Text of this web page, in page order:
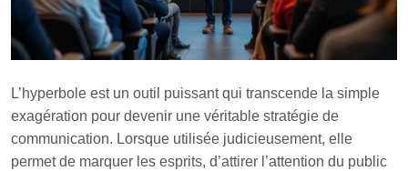
L’hyperbole est un outil puissant qui transcende la simple
exagération pour devenir une véritable stratégie de
communication. Lorsque utilisée judicieusement, elle
permet de marquer les esprits, d’attirer l’attention du public